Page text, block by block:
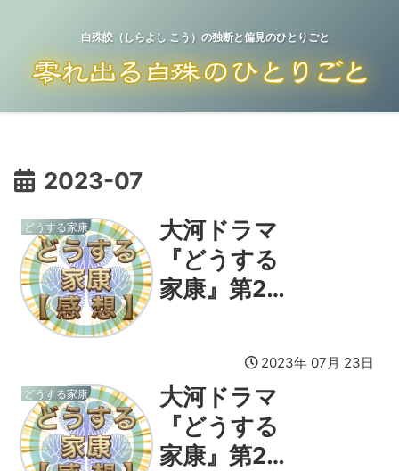
白殊皎（しらよし こう）の独断と偏見のひとりごと
2023-07
どうする家康
大河ドラマ
『どうする
家康』第28
2023年 07月 23日
どうする家康
大河ドラマ
『どうする
家康』第27